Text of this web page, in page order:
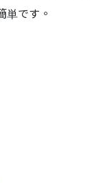
単です。